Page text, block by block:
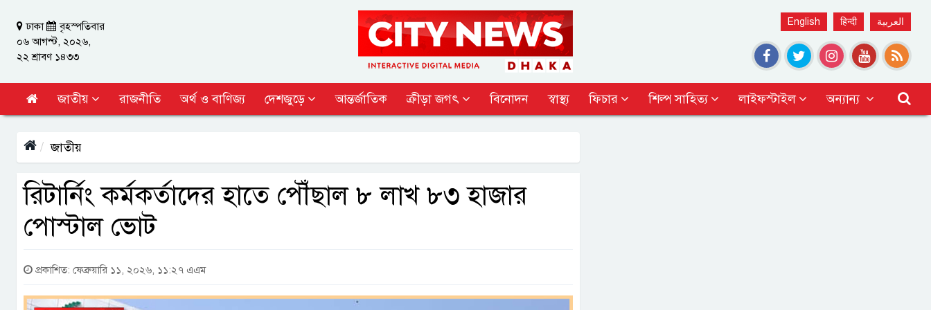
ঢাকা
বৃহস্পতিবার
০৬ আগস্ট, ২০২৬,
২২ শ্রাবণ ১৪৩৩
English हिन्दी العربية
জাতীয় রাজনীতি অর্থ ও বাণিজ্য দেশজুড়ে আন্তর্জাতিক ক্রীড়া জগৎ বিনোদন স্বাস্থ্য ফিচার শিল্প সাহিত্য লাইফস্টাইল অন্যান্য
জাতীয়
রিটার্নিং কর্মকর্তাদের হাতে পৌঁছাল ৮ লাখ ৮৩ হাজার
পোস্টাল ভোট
প্রকাশিত: ফেব্রুয়ারি ১১, ২০২৬, ১১:২৭ এএম